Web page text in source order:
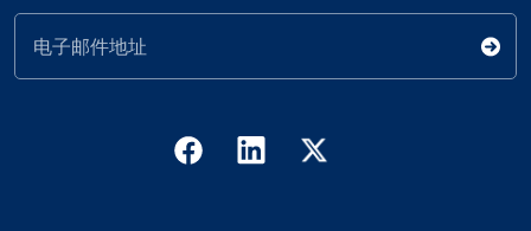
电子邮件地址